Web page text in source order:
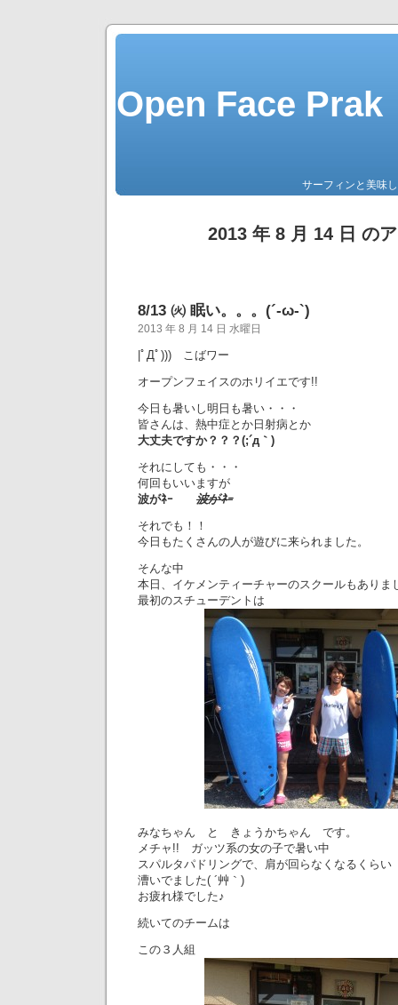
Open Face
サーフィンと美味
2013 年 8 月 14 日 の
8/13 ㈫ 眠い。。。(´-ω-`)
2013 年 8 月 14 日 水曜日
|ﾟДﾟ))) こばワー
オープンフェイスのホリイエです!!
今日も暑いし明日も暑い・・・
皆さんは、熱中症とか日射病とか
大丈夫ですか？？？(;´д｀)
それにしても・・・
何回もいいますが
波がﾈｰ 波がﾈｰ
それでも！！
今日もたくさんの人が遊びに来られました。
そんな中
本日、イケメンティーチャーのスクールもありま
最初のスチューデントは
みなちゃん と きょうかちゃん です。
メチャ!! ガッツ系の女の子で暑い中
スパルタパドリングで、肩が回らなくなるくらい
漕いでました( ´艸｀)
お疲れ様でした♪
続いてのチームは
この３人組